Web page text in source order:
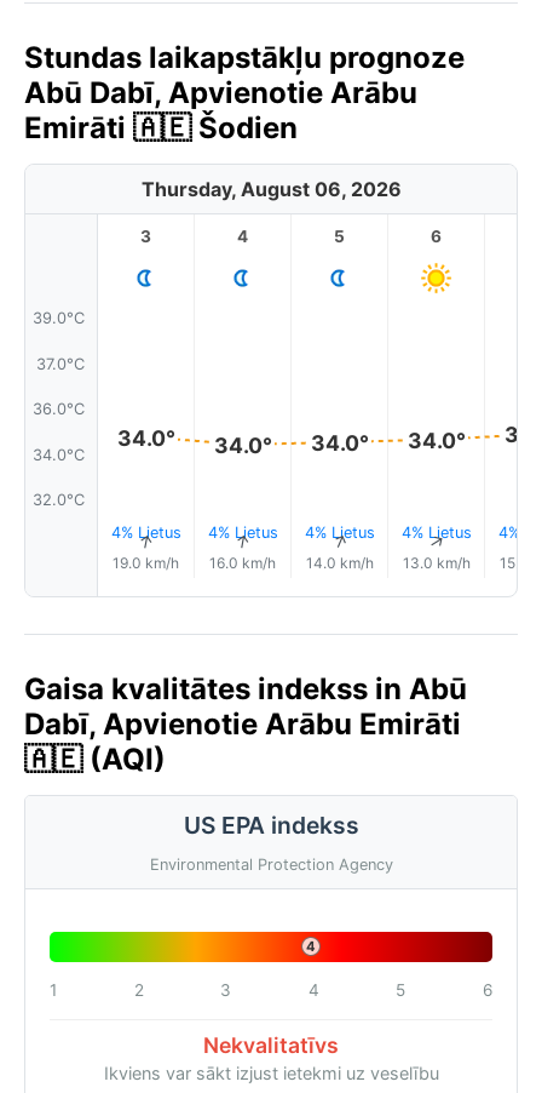
Stundas laikapstākļu prognoze
Abū Dabī, Apvienotie Arābu
Emirāti 🇦🇪 Šodien
Thursday, August 06, 2026
39.0°C
37.0°C
36.0°C
34.0°C
32.0°C
3
34.0°
4% Lietus
↑
19.0 km/h
4
34.0°
4% Lietus
↑
16.0 km/h
5
34.0°
4% Lietus
↑
14.0 km/h
6
34.0°
4% Lietus
↑
13.0 km/h
4%
15.0
Gaisa kvalitātes indekss in Abū
Dabī, Apvienotie Arābu Emirāti
🇦🇪 (AQI)
US EPA indekss
Environmental Protection Agency
4
1 2 3 4 5 6
Nekvalitatīvs
Ikviens var sākt izjust ietekmi uz veselību